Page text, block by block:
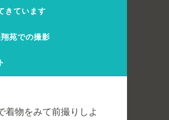
きています
苑での撮影
着物をみて前撮りしよ